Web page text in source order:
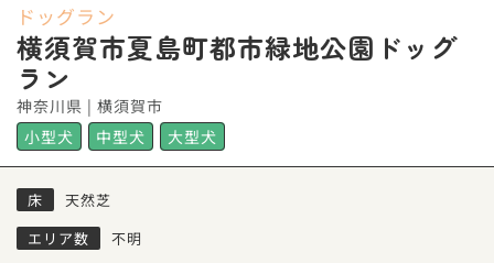
ドッグラン
横須賀市夏島町都市緑地公園ドッグ
ラン
神奈川県 | 横須賀市
小型犬
中型犬 大型犬
床
天然芝
エリア数
不明